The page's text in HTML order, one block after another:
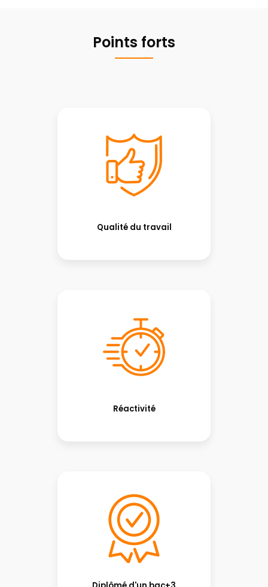
Points forts
Qualité du travail
Réactivité